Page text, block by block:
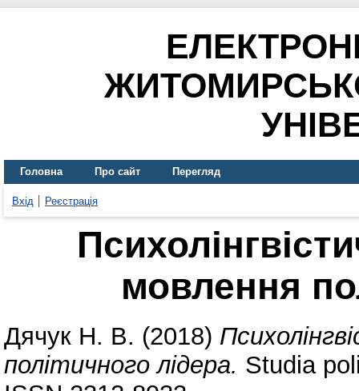
Головна Про сайт Перегляд
Вхід Реєстрація
мовлення
Дячук Н. В. (2018)
політичного лідера. Studia